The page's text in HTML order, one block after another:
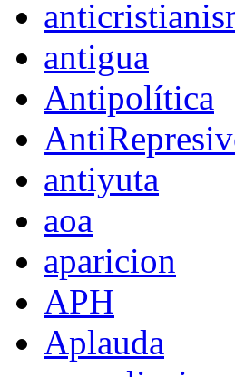
antigua
Antipolítica
antiyuta
aoa
aparicion
APH
Aplauda